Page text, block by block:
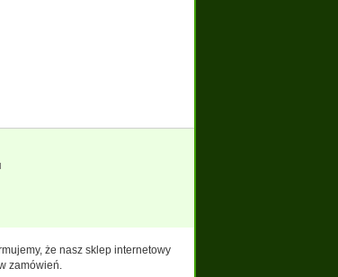
że nasz sklep internetowy
zamówień.